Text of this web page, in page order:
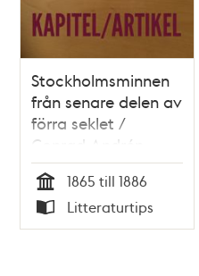
Stockholmsminnen
från senare delen av
förra seklet /
Conrad Andrén
Tid
1865 till 1886
Typ
Litteraturtips